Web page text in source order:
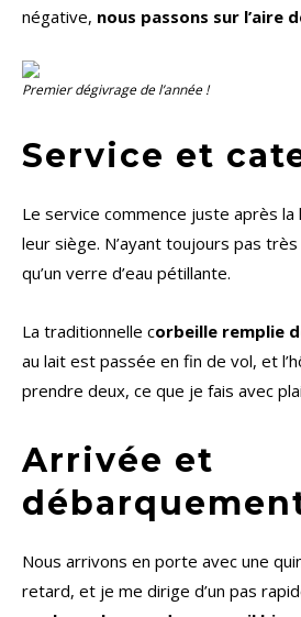
négative, nous passons sur l’aire
Premier dégivrage de l’année !
Service et
Le service commence juste après la
leur siège. N’ayant toujours pas
qu’un verre d’eau pétillante.
La traditionnelle corbeille remplie
au lait est passée en fin de vol, et
prendre deux, ce que je fais avec
Arrivée et
Nous arrivons en porte avec une
retard, et je me dirige d’un pas